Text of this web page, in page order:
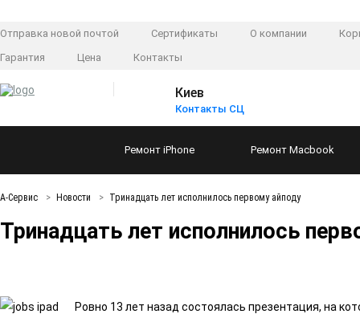
Отправка новой почтой Сертификаты О компании
Гарантия
Цена Контакты
Киев
Контакты СЦ
Ремонт iPhone Ремонт Macbook
А-Сервис Новости Тринадцать лет исполнилось первому айподу
Тринадцать лет исполнилось
Ровно 13 лет назад состоялась презентация, на